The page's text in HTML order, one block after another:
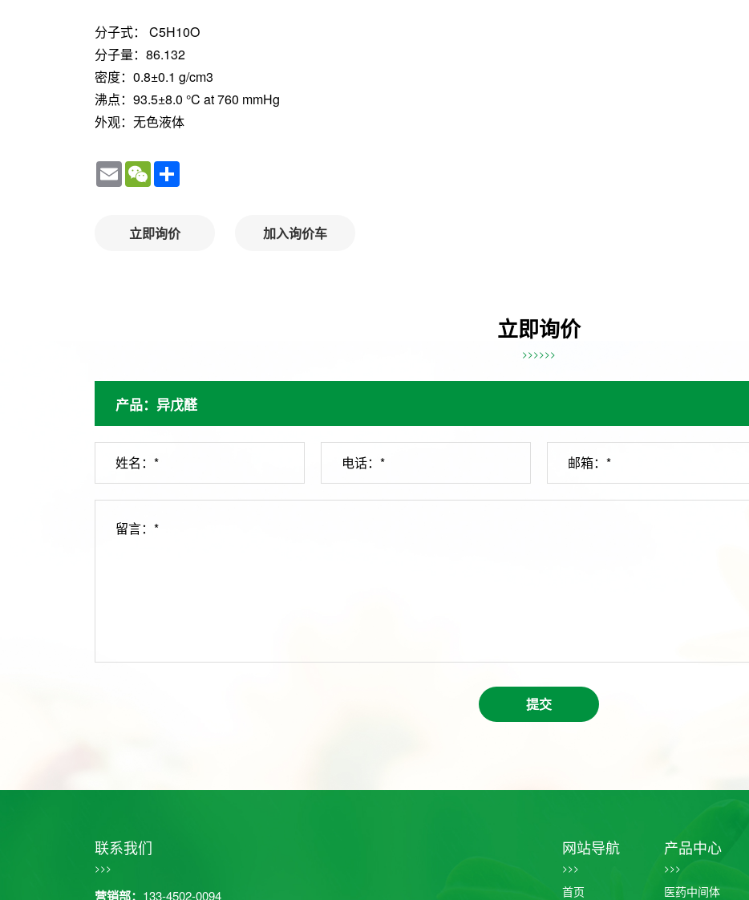
分子式： C5H10O
分子量：86.132
密度：0.8±0.1 g/cm3
沸点：93.5±8.0 °C at 760 mmHg
外观：无色液体
EmailWeChatShare
立即询价 加入询价车
立即询价
>>>>>>
姓名：* 电话：* 邮箱：*
留言：*
提交
联系我们
>>>
营销部： 133-4502-0094
网站导航
>>>
首页
产品中心
>>>
医药中间体